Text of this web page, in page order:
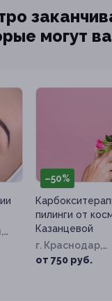
могут
–50%
пилинги от
Казанцевой
г. Краснодар,
от 750 руб.